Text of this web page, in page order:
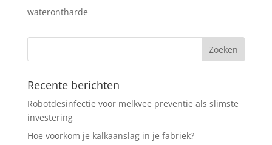
waterontharde
Recente berichten
Robotdesinfectie voor melkvee preventie als slimste
investering
Hoe voorkom je kalkaanslag in je fabriek?